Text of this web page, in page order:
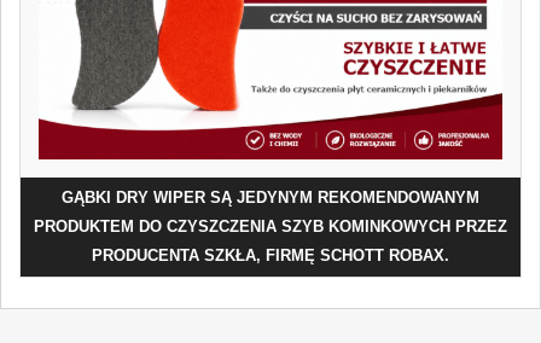
GĄBKI DRY WIPER SĄ JEDYNYM REKOMENDOWANYM
PRODUKTEM DO CZYSZCZENIA SZYB KOMINKOWYCH PRZEZ
PRODUCENTA SZKŁA, FIRMĘ SCHOTT ROBAX.